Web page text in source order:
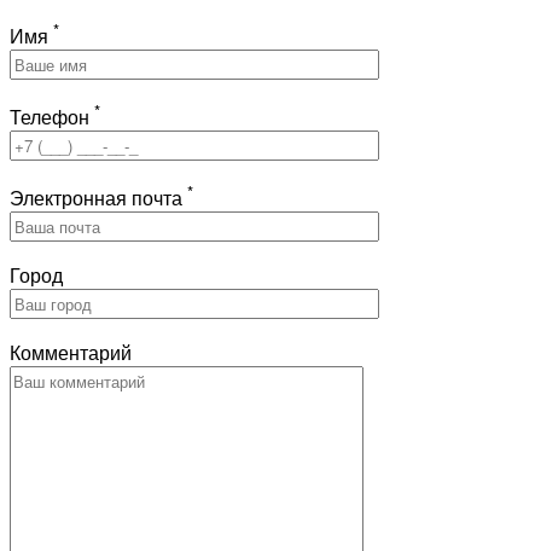
Имя *
Телефон *
Электронная почта *
Город
Комментарий